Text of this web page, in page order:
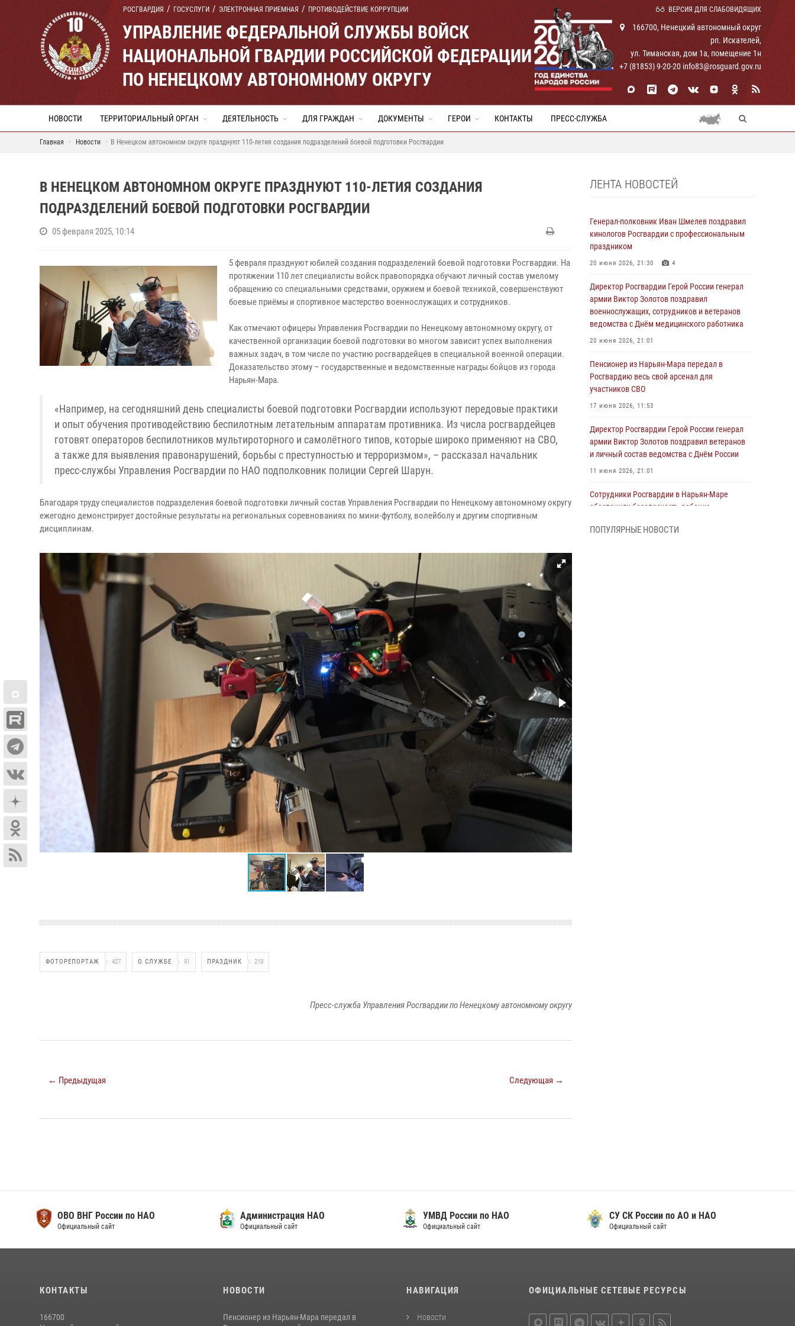
РОСГВАРДИЯ ГОСУСЛУГИ ЭЛЕКТРОННАЯ ПРИЕМНАЯ ПРОТИВОДЕЙСТВИЕ КОРРУПЦИИ ВЕРСИЯ ДЛЯ СЛАБОВИДЯЩИХ
УПРАВЛЕНИЕ ФЕДЕРАЛЬНОЙ СЛУЖБЫ ВОЙСК
НАЦИОНАЛЬНОЙ ГВАРДИИ РОССИЙСКОЙ ФЕДЕРАЦИИ
ПО НЕНЕЦКОМУ АВТОНОМНОМУ ОКРУГУ
166700, Ненецкий автономный округ
рп. Искателей,
ул. Тиманская, дом 1а, помещение 1н
+7 (81853) 9-20-20 info83@rosguard.gov.ru
НОВОСТИ ТЕРРИТОРИАЛЬНЫЙ ОРГАН ДЕЯТЕЛЬНОСТЬ ДЛЯ ГРАЖДАН ДОКУМЕНТЫ ГЕРОИ КОНТАКТЫ ПРЕСС-СЛУЖБА
Главная Новости В Ненецком автономном округе празднуют 110-летия создания подразделений боевой подготовки Росгвардии
В НЕНЕЦКОМ АВТОНОМНОМ ОКРУГЕ ПРАЗДНУЮТ 110-ЛЕТИЯ СОЗДАНИЯ
ПОДРАЗДЕЛЕНИЙ БОЕВОЙ ПОДГОТОВКИ РОСГВАРДИИ
05 февраля 2025, 10:14
5 февраля празднуют юбилей создания подразделений боевой подготовки Росгвардии. На
протяжении 110 лет специалисты войск правопорядка обучают личный состав умелому
обращению со специальными средствами, оружием и боевой техникой, совершенствуют
боевые приёмы и спортивное мастерство военнослужащих и сотрудников.
Как отмечают офицеры Управления Росгвардии по Ненецкому автономному округу, от
качественной организации боевой подготовки во многом зависит успех выполнения
важных задач, в том числе по участию росгвардейцев в специальной военной операции.
Доказательство этому – государственные и ведомственные награды бойцов из города
Нарьян-Мара.
«Например, на сегодняшний день специалисты боевой подготовки Росгвардии используют передовые практики
и опыт обучения противодействию беспилотным летательным аппаратам противника. Из числа росгвардейцев
готовят операторов беспилотников мультироторного и самолётного типов, которые широко применяют на СВО,
а также для выявления правонарушений, борьбы с преступностью и терроризмом», – рассказал начальник
пресс-службы Управления Росгвардии по НАО подполковник полиции Сергей Шарун.
Благодаря труду специалистов подразделения боевой подготовки личный состав Управления Росгвардии по Ненецкому автономному округу
ежегодно демонстрирует достойные результаты на региональных соревнованиях по мини-футболу, волейболу и другим спортивным
дисциплинам.
ФОТОРЕПОРТАЖ 427 О СЛУЖБЕ 91 ПРАЗДНИК 219
Пресс-служба Управления Росгвардии по Ненецкому автономному округу
← Предыдущая Следующая →
ЛЕНТА НОВОСТЕЙ
Генерал-полковник Иван Шмелев поздравил
кинологов Росгвардии с профессиональным
праздником
20 июня 2026, 21:30 4
Директор Росгвардии Герой России генерал
армии Виктор Золотов поздравил
военнослужащих, сотрудников и ветеранов
ведомства с Днём медицинского работника
20 июня 2026, 21:01
Пенсионер из Нарьян-Мара передал в
Росгвардию весь свой арсенал для
участников СВО
17 июня 2026, 11:53
Директор Росгвардии Герой России генерал
армии Виктор Золотов поздравил ветеранов
и личный состав ведомства с Днём России
11 июня 2026, 21:01
Сотрудники Росгвардии в Нарьян-Маре
обеспечили безопасность ребенка,
ПОПУЛЯРНЫЕ НОВОСТИ
ОВО ВНГ России по НАО
Официальный сайт
Администрация НАО
Официальный сайт
УМВД России по НАО
Официальный сайт
СУ СК России по АО и НАО
Официальный сайт
КОНТАКТЫ
166700
НОВОСТИ
Пенсионер из Нарьян-Мара передал в
НАВИГАЦИЯ
Новости
ОФИЦИАЛЬНЫЕ СЕТЕВЫЕ РЕСУРСЫ